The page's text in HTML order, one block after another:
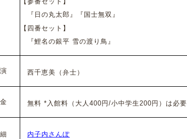
『日の丸太郎』『国士無双』
【四番セット】
『鯉名の銀平 雪の渡り鳥』
西千恵美 （弁士）
無料 * 入館料（大人400円/小中学生200円）は必要
内子内さんぽ